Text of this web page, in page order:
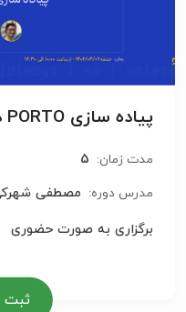
پیاده سازی PORTO در SOA
مدت زمان: 5
مدرس دوره: مصطفی
برگزاری به صورت حضوری
ثبت